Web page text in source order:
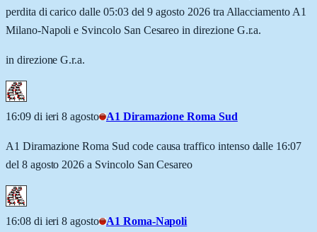
perdita di carico dalle 05:03 del 9 agosto 2026 tra Allacciamento A1
Milano-Napoli e Svincolo San Cesareo in direzione G.r.a.
in direzione G.r.a.
16:09 di ieri 8 agosto A1 Diramazione Roma Sud
A1 Diramazione Roma Sud code causa traffico intenso dalle 16:07
del 8 agosto 2026 a Svincolo San Cesareo
16:08 di ieri 8 agosto A1 Roma-Napoli